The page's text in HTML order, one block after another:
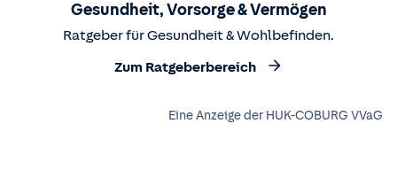
Gesundheit, Vorsorge & Vermögen
Ratgeber für Gesundheit & Wohlbefinden.
Zum Ratgeberbereich
Eine Anzeige der HUK-COBURG VVaG